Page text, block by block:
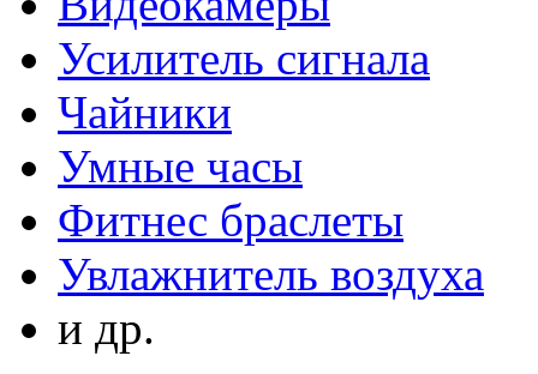
Усилитель сигнала
Чайники
Умные часы
Фитнес браслеты
Увлажнитель воздуха
и др.